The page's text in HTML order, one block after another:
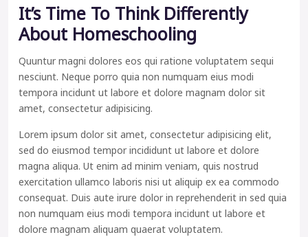
It’s Time To Think Differently
About Homeschooling
Quuntur magni dolores eos qui ratione voluptatem sequi
nesciunt. Neque porro quia non numquam eius modi
tempora incidunt ut labore et dolore magnam dolor sit
amet, consectetur adipisicing.
Lorem ipsum dolor sit amet, consectetur adipisicing elit,
sed do eiusmod tempor incididunt ut labore et dolore
magna aliqua. Ut enim ad minim veniam, quis nostrud
exercitation ullamco laboris nisi ut aliquip ex ea commodo
consequat. Duis aute irure dolor in reprehenderit in sed quia
non numquam eius modi tempora incidunt ut labore et
dolore magnam aliquam quaerat voluptatem.